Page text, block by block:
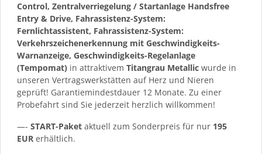
Control, Zentralverriegelung / Startanlage Handsfree
Entry & Drive, Fahrassistenz-System:
Fernlichtassistent, Fahrassistenz-System:
Verkehrszeichenerkennung mit Geschwindigkeits-
Warnanzeige, Geschwindigkeits-Regelanlage
(Tempomat) in attraktivem Titangrau Metallic wurde in
unseren Vertragswerkstätten auf Herz und Nieren
geprüft! Garantiemindestdauer 12 Monate. Zu einer
Probefahrt sind Sie jederzeit herzlich willkommen!
—- START-Paket aktuell zum Sonderpreis für nur 195
EUR erhältlich.